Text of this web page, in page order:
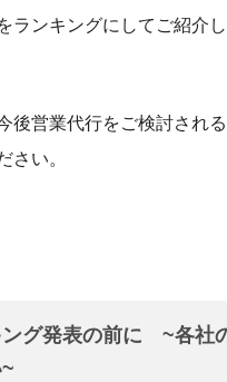
ランキングにしてご紹介
後営業代行をご検討され
さい。
ング発表の前に ~各社